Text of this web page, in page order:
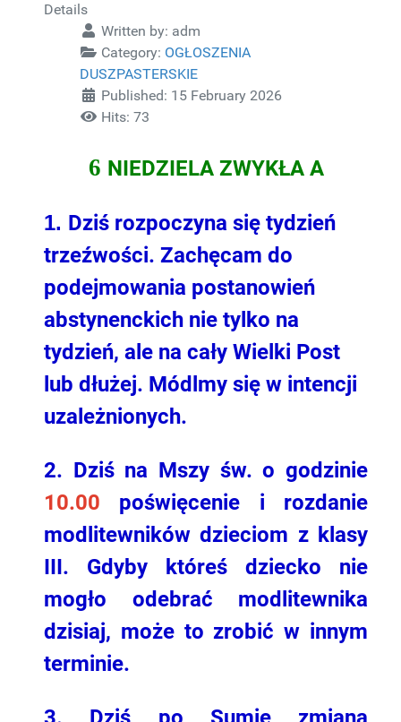
Details
Written by: adm
Category: OGŁOSZENIA
DUSZPASTERSKIE
Published: 15 February 2026
Hits: 73
6 NIEDZIELA ZWYKŁA A
1. Dziś rozpoczyna się tydzień
trzeźwości. Zachęcam do
podejmowania postanowień
abstynenckich nie tylko na
tydzień, ale na cały Wielki Post
lub dłużej. Módlmy się w intencji
uzależnionych.
2. Dziś na Mszy św. o godzinie
10.00 poświęcenie i rozdanie
modlitewników dzieciom z klasy
III. Gdyby któreś dziecko nie
mogło odebrać modlitewnika
dzisiaj, może to zrobić w innym
terminie.